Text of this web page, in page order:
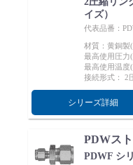
イズ）
代表品番：
材質：黄銅製
最高使用圧力
最高使用温
接続形式： 2
シリーズ詳細
PDWス
PDWF シ